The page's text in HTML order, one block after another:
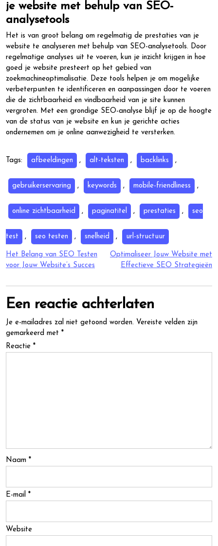
je website met behulp van SEO-
analysetools
Het is van groot belang om regelmatig de prestaties van je
website te analyseren met behulp van SEO-analysetools. Door
regelmatige analyses uit te voeren, kun je inzicht krijgen in hoe
goed je website presteert op het gebied van
zoekmachineoptimalisatie. Deze tools helpen je om mogelijke
verbeterpunten te identificeren en aanpassingen door te voeren
die de zichtbaarheid en vindbaarheid van je site kunnen
vergroten. Met een grondige SEO-analyse blijf je op de hoogte
van de status van je website en kun je gerichte acties
ondernemen om je online aanwezigheid te versterken.
Tags: afbeeldingen , alt-teksten , backlinks ,
gebruikerservaring , keywords , mobile-friendliness ,
online zichtbaarheid , paginatitel , prestaties , seo
test , seo testen , snelheid , url-structuur
Berichtnavigatie
Het Belang van SEO Testen
voor Jouw Website’s Succes
Optimaliseer Jouw Website met
Effectieve SEO Strategieën
Een reactie achterlaten
Je e-mailadres zal niet getoond worden. Vereiste velden zijn
gemarkeerd met *
Reactie *
Naam *
E-mail *
Website